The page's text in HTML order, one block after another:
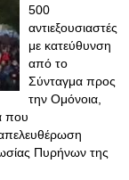
500
αντιεξουσιαστές
με κατεύθυνση
από το
Σύνταγμα προς
την Ομόνοια,
που
Πυρήνων της